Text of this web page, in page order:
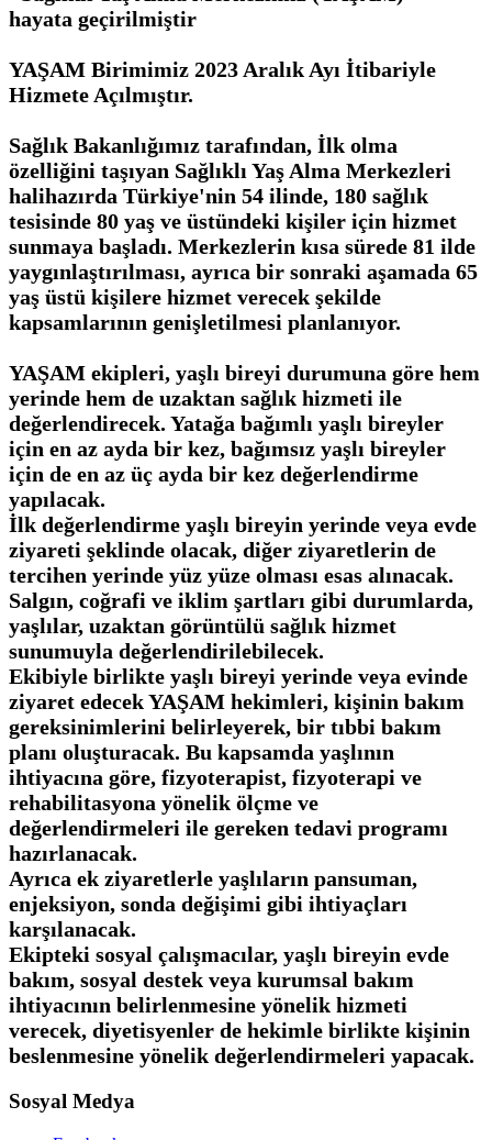
hayata geçirilmiştir
YAŞAM Birimimiz 2023 Aralık Ayı İtibariyle
Hizmete Açılmıştır.
Sağlık Bakanlığımız tarafından, İlk olma
özelliğini taşıyan Sağlıklı Yaş Alma Merkezleri
halihazırda Türkiye'nin 54 ilinde, 180 sağlık
tesisinde 80 yaş ve üstündeki kişiler için hizmet
sunmaya başladı. Merkezlerin kısa sürede 81 ilde
yaygınlaştırılması, ayrıca bir sonraki aşamada 65
yaş üstü kişilere hizmet verecek şekilde
kapsamlarının genişletilmesi planlanıyor.
YAŞAM ekipleri, yaşlı bireyi durumuna göre hem
yerinde hem de uzaktan sağlık hizmeti ile
değerlendirecek. Yatağa bağımlı yaşlı bireyler
için en az ayda bir kez, bağımsız yaşlı bireyler
için de en az üç ayda bir kez değerlendirme
yapılacak.
İlk değerlendirme yaşlı bireyin yerinde veya evde
ziyareti şeklinde olacak, diğer ziyaretlerin de
tercihen yerinde yüz yüze olması esas alınacak.
Salgın, coğrafi ve iklim şartları gibi durumlarda,
yaşlılar, uzaktan görüntülü sağlık hizmet
sunumuyla değerlendirilebilecek.
Ekibiyle birlikte yaşlı bireyi yerinde veya evinde
ziyaret edecek YAŞAM hekimleri, kişinin bakım
gereksinimlerini belirleyerek, bir tıbbi bakım
planı oluşturacak. Bu kapsamda yaşlının
ihtiyacına göre, fizyoterapist, fizyoterapi ve
rehabilitasyona yönelik ölçme ve
değerlendirmeleri ile gereken tedavi programı
hazırlanacak.
Ayrıca ek ziyaretlerle yaşlıların pansuman,
enjeksiyon, sonda değişimi gibi ihtiyaçları
karşılanacak.
Ekipteki sosyal çalışmacılar, yaşlı bireyin evde
bakım, sosyal destek veya kurumsal bakım
ihtiyacının belirlenmesine yönelik hizmeti
verecek, diyetisyenler de hekimle birlikte kişinin
beslenmesine yönelik değerlendirmeleri yapacak.
Sosyal Medya